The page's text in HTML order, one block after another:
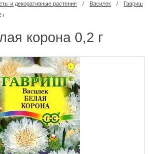
и декоративные растения / Василек /
Гавриш
г
корона 0,2 г